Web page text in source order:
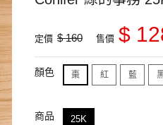
定價 $ 160 售價 $
顏色 棗 紅 藍
商品
25K